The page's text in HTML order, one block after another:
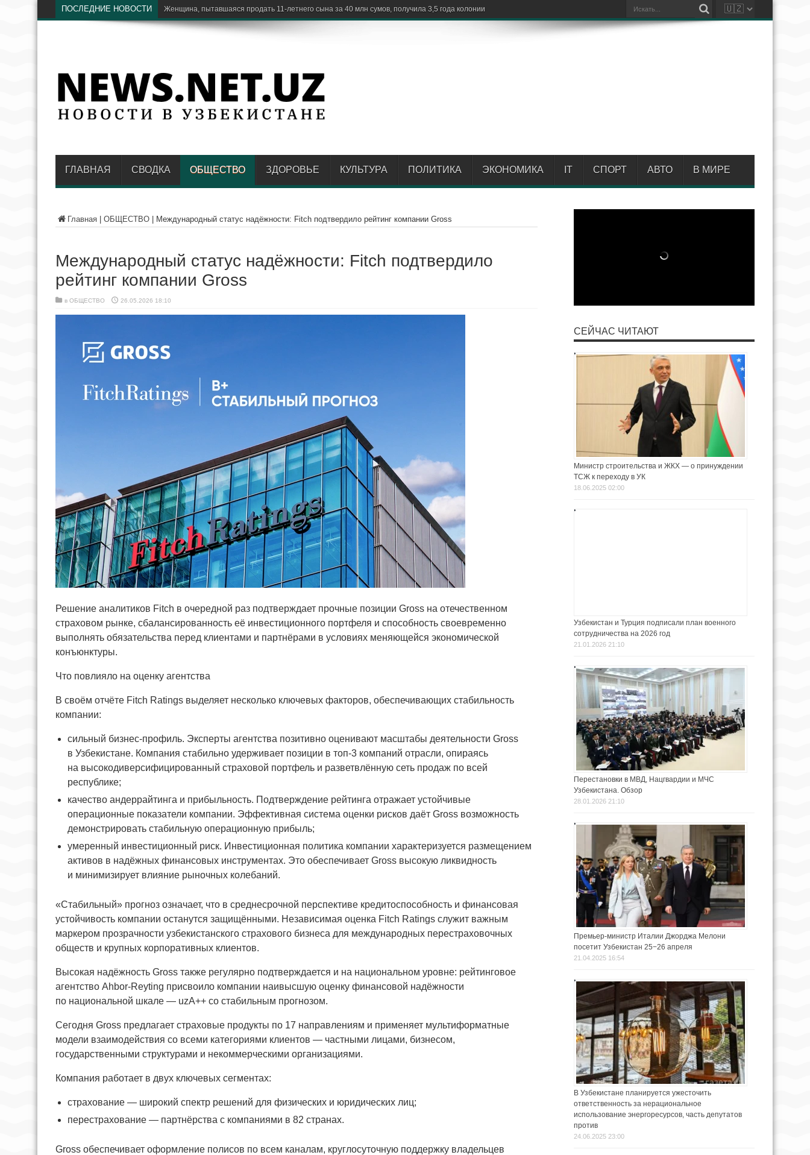
ПОСЛЕДНИЕ НОВОСТИ Женщина, пытавшаяся продать 11-летнего сына за 40 млн сумов, получила 3,5 года колонии
ГЛАВНАЯ СВОДКА ОБЩЕСТВО ЗДОРОВЬЕ КУЛЬТУРА ПОЛИТИКА ЭКОНОМИКА IT СПОРТ АВТО В МИРЕ
Главная ОБЩЕСТВО Международный статус надёжности: Fitch подтвердило рейтинг компании Gross
Международный статус надёжности: Fitch подтвердило
рейтинг компании Gross
в ОБЩЕСТВО 26.05.2026 18:10
Решение аналитиков Fitch в очередной раз подтверждает прочные позиции Gross на отечественном
страховом рынке, сбалансированность её инвестиционного портфеля и способность своевременно
выполнять обязательства перед клиентами и партнёрами в условиях меняющейся экономической
конъюнктуры.
Что повлияло на оценку агентства
В своём отчёте Fitch Ratings выделяет несколько ключевых факторов, обеспечивающих стабильность
компании:
сильный бизнес-профиль. Эксперты агентства позитивно оценивают масштабы деятельности Gross
в Узбекистане. Компания стабильно удерживает позиции в топ-3 компаний отрасли, опираясь
на высокодиверсифицированный страховой портфель и разветвлённую сеть продаж по всей
республике;
качество андеррайтинга и прибыльность. Подтверждение рейтинга отражает устойчивые
операционные показатели компании. Эффективная система оценки рисков даёт Gross возможность
демонстрировать стабильную операционную прибыль;
умеренный инвестиционный риск. Инвестиционная политика компании характеризуется размещением
активов в надёжных финансовых инструментах. Это обеспечивает Gross высокую ликвидность
и минимизирует влияние рыночных колебаний.
«Стабильный» прогноз означает, что в среднесрочной перспективе кредитоспособность и финансовая
устойчивость компании останутся защищёнными. Независимая оценка Fitch Ratings служит важным
маркером прозрачности узбекистанского страхового бизнеса для международных перестраховочных
обществ и крупных корпоративных клиентов.
Высокая надёжность Gross также регулярно подтверждается и на национальном уровне: рейтинговое
агентство Ahbor-Reyting присвоило компании наивысшую оценку финансовой надёжности
по национальной шкале — uzA++ со стабильным прогнозом.
Сегодня Gross предлагает страховые продукты по 17 направлениям и применяет мультиформатные
модели взаимодействия со всеми категориями клиентов — частными лицами, бизнесом,
государственными структурами и некоммерческими организациями.
Компания работает в двух ключевых сегментах:
страхование — широкий спектр решений для физических и юридических лиц;
перестрахование — партнёрства с компаниями в 82 странах.
Gross обеспечивает оформление полисов по всем каналам, круглосуточную поддержку владельцев
СЕЙЧАС ЧИТАЮТ
Министр строительства и ЖКХ — о принуждении
ТСЖ к переходу в УК
18.06.2025 02:00
Узбекистан и Турция подписали план военного
сотрудничества на 2026 год
21.01.2026 21:10
Перестановки в МВД, Нацгвардии и МЧС
Узбекистана. Обзор
28.01.2026 21:10
Премьер-министр Италии Джорджа Мелони
посетит Узбекистан 25−26 апреля
21.04.2025 16:54
В Узбекистане планируется ужесточить
ответственность за нерациональное
использование энергоресурсов, часть депутатов
против
24.06.2025 23:00